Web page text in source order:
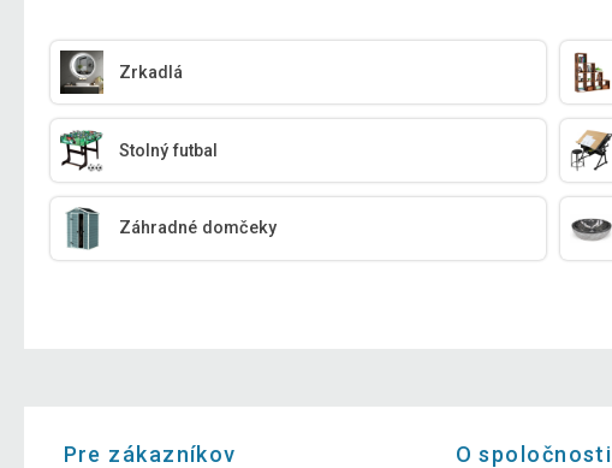
Zrkadlá
Stolný futbal
Záhradné domčeky
Pre zákazníkov O spoločnosti